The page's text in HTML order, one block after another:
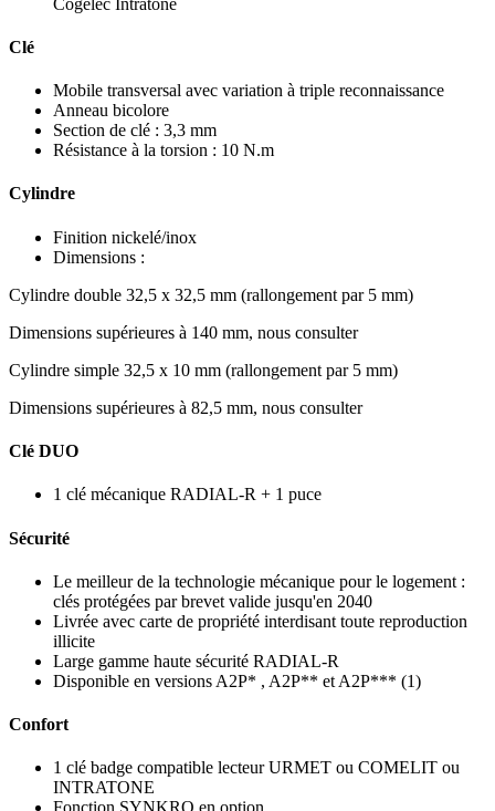
Clé
Mobile transversal avec variation à triple reconnaissance
Anneau bicolore
Section de clé : 3,3 mm
Résistance à la torsion : 10 N.m
Cylindre
Finition nickelé/inox
Dimensions :
Cylindre double 32,5 x 32,5 mm (rallongement par 5 mm)
Dimensions supérieures à 140 mm, nous consulter
Cylindre simple 32,5 x 10 mm (rallongement par 5 mm)
Dimensions supérieures à 82,5 mm, nous consulter
Clé DUO
1 clé mécanique RADIAL-R + 1 puce
Sécurité
Le meilleur de la technologie mécanique pour le logement :
clés protégées par brevet valide jusqu'en 2040
Livrée avec carte de propriété interdisant toute reproduction
illicite
Large gamme haute sécurité RADIAL-R
Disponible en versions A2P* , A2P** et A2P*** (1)
Confort
1 clé badge compatible lecteur URMET ou COMELIT ou
INTRATONE